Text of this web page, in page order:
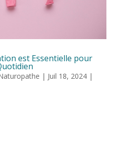
est Essentielle pour
| Juil 18, 2024|